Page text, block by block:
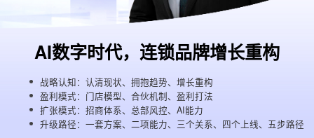
AI数字时代，连锁品牌增长重构
战略认知：认清现状、拥抱趋势、增长重构
盈利模式：门店模型、合伙机制、盈利打法
扩张模式：招商体系、总部风控、AI能力
升级路径：一套方案、二项能力、三个关系、四个上线、五步路径